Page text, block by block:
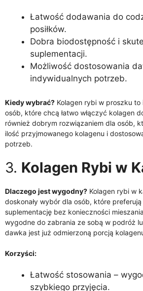
Łatwość dodawania do
posiłków.
Dobra biodostępność i
suplementacji.
Możliwość dostosowania
indywidualnych potrzeb.
Kiedy wybrać? Kolagen rybi w proszku
osób, które chcą łatwo włączyć kolagen
również dobrym rozwiązaniem dla osób,
ilość przyjmowanego kolagenu i
potrzeb.
3. Kolagen Rybi w
Dlaczego jest wygodny? Kolagen rybi w
doskonały wybór dla osób, które preferują
suplementację bez konieczności
wygodne do zabrania ze sobą w podróż
dawka jest już odmierzoną porcją
Korzyści:
Łatwość stosowania –
szybkiego przyjęcia.